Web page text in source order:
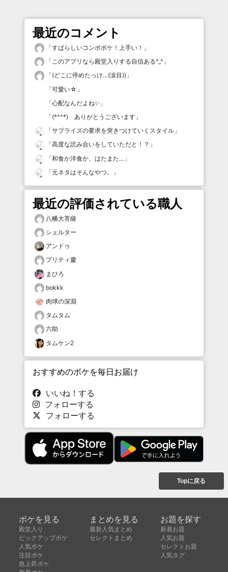
最近のコメント
「すばらしいコンボボケ！上手い！ 」
「このアプリなら殿堂入りする自信ある^_^ 」
「(どこに停めたっけ…(涙目)) 」
「可愛い☆ 」
「心配なんだよね✨ 」
「(*^^*) ありがとうございます 」
「サプライズの要求を突きつけていくスタイル 」
「高度な読み合いをしていただと！？ 」
「和食か洋食か、はたまた… 」
「元ネタはそんなやつ。 」
最近の評価されている職人
八幡大菩薩
シェルター
アンドゥ
プリティ慶
まひろ
bokkk
肉球の深淵
タムタム
六助
タムケン2
おすすめのボケを毎日お届け
いいね！する
フォローする
フォローする
Topに戻る
ボケを見る
殿堂入り
ピックアップボケ
人気ボケ
注目ボケ
急上昇ボケ
まとめを見る
最新人気まとめ
セレクトまとめ
お題を探す
新着お題
人気お題
セレクトお題
人気タグ